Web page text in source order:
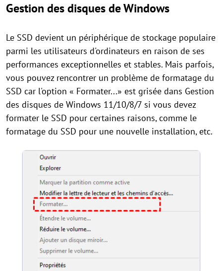
Gestion des disques de Windows
Le SSD devient un périphérique de stockage populaire
parmi les utilisateurs d'ordinateurs en raison de ses
performances exceptionnelles et stables. Mais parfois,
vous pouvez rencontrer un problème de formatage du
SSD car l'option « Formater...» est grisée dans Gestion
des disques de Windows 11/10/8/7 si vous devez
formater le SSD pour certaines raisons, comme le
formatage du SSD pour une nouvelle installation, etc.